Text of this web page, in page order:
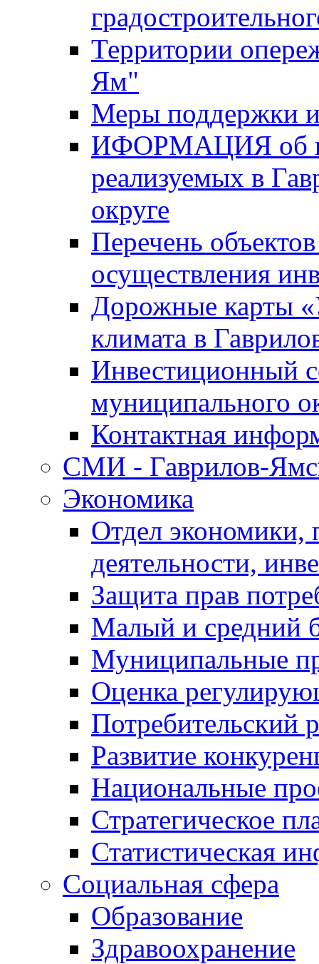
Территории
Ям"
Меры поддержки
ИФОРМАЦИЯ об
реализуемых в
округе
Перечень
осуществления
Дорожные карты
климата в
Инвестиционный
муниципального
Контактная
СМИ - Гаврилов-
Экономика
Отдел экономики,
деятельности,
Защита прав
Малый и средний
Муниципальные
Оценка
Потребительский
Развитие
Национальные
Стратегическое
Статистическая
Социальная сфера
Образование
Здравоохранение